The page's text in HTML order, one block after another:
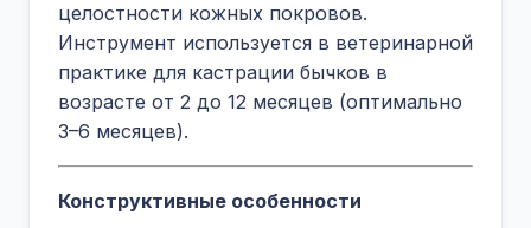
целостности кожных покровов.
Инструмент используется в ветеринарной
практике для кастрации бычков в
возрасте от 2 до 12 месяцев (оптимально
3–6 месяцев).
Конструктивные особенности